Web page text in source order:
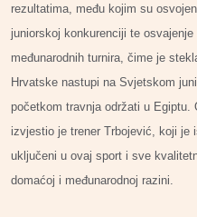
rezultatima, među kojim su
juniorskoj konkurenciji te
međunarodnih turnira, čime je
Hrvatske nastupi na Svjetskom
početkom travnja održati u Egiptu.
izvjestio je trener Trbojević, koji je
uključeni u ovaj sport i sve
domaćoj i međunarodnoj razini.